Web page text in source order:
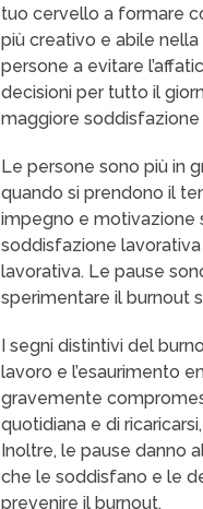
tuo cervello a formare
più creativo e abile
persone a evitare
decisioni per tutto il
maggiore
Le persone sono più in
quando si prendono il
impegno e motivazione
soddisfazione
lavorativa. Le pause
sperimentare il burnout
I segni distintivi del
lavoro e l’esaurimento
gravemente
quotidiana e di
Inoltre, le pause danno
che le soddisfano e le
prevenire il burnout.